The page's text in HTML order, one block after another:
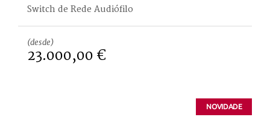
Switch de Rede Audiófilo
(desde)
23.000,00 €
NOVIDADE